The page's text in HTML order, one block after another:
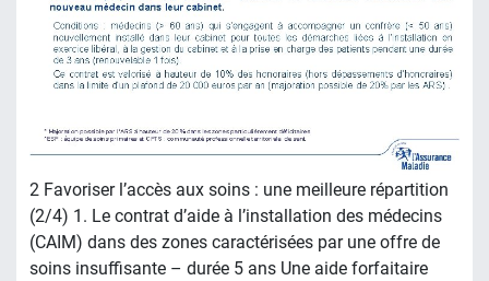
2 Favoriser l’accès aux soins : une meilleure répartition
(2/4) 1. Le contrat d’aide à l’installation des médecins
(CAIM) dans des zones caractérisées par une offre de
soins insuffisante – durée 5 ans Une aide forfaitaire